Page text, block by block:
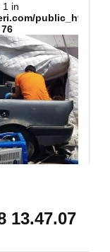
1 in
public_html/
76
13.47.07